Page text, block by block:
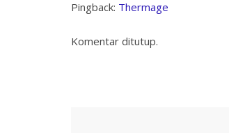
Pingback: Thermage
Komentar ditutup.